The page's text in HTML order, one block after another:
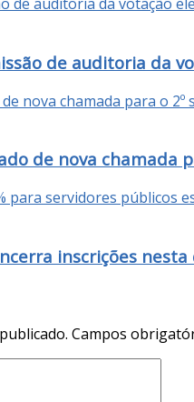
de auditoria da
de nova chamada
inscrições
Campos